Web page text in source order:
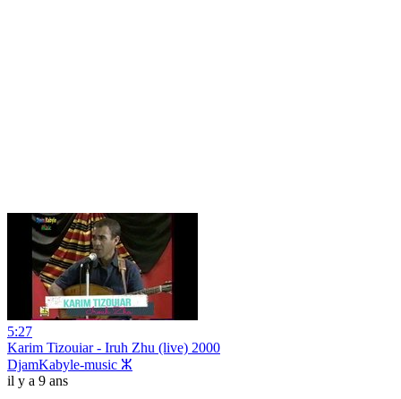
5:27
Karim Tizouiar - Iruh Zhu (live) 2000
DjamKabyle-music ⵣ
il y a 9 ans